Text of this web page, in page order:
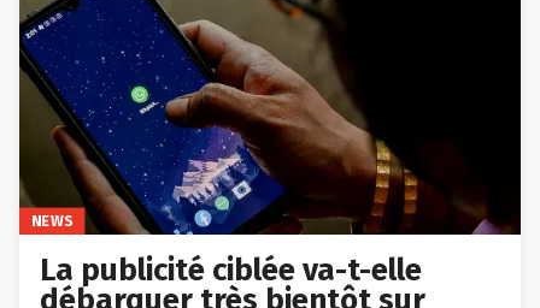
NEWS
La publicité ciblée va-t-elle
débarquer très bientôt sur